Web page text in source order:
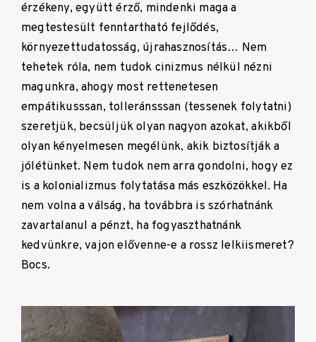
érzékeny, együtt érző, mindenki maga a
megtestesült fenntartható fejlődés,
környezettudatosság, újrahasznosítás… Nem
tehetek róla, nem tudok cinizmus nélkül nézni
magunkra, ahogy most rettenetesen
empátikusssan, tolleránsssan (tessenek folytatni)
szeretjük, becsüljük olyan nagyon azokat, akikből
olyan kényelmesen megélünk, akik biztosítják a
jólétünket. Nem tudok nem arra gondolni, hogy ez
is a kolonializmus folytatása más eszközökkel. Ha
nem volna a válság, ha továbbra is szórhatnánk
zavartalanul a pénzt, ha fogyaszthatnánk
kedvünkre, vajon elővenne-e a rossz lelkiismeret?
Bocs.